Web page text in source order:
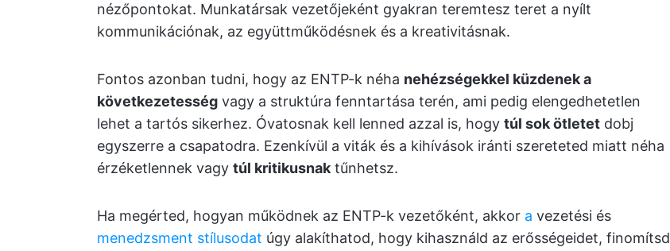
nézőpontokat. Munkatársak vezetőjeként gyakran teremtesz teret a nyílt
kommunikációnak, az együttműködésnek és a kreativitásnak.
Fontos azonban tudni, hogy az ENTP-k néha nehézségekkel küzdenek a
következetesség vagy a struktúra fenntartása terén, ami pedig elengedhetetlen
lehet a tartós sikerhez. Óvatosnak kell lenned azzal is, hogy túl sok ötletet dobj
egyszerre a csapatodra. Ezenkívül a viták és a kihívások iránti szereteted miatt néha
érzéketlennek vagy túl kritikusnak tűnhetsz.
Ha megérted, hogyan működnek az ENTP-k vezetőként, akkor a vezetési és
menedzsment stílusodat úgy alakíthatod, hogy kihasználd az erősségeidet, finomítsd